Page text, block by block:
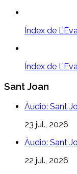
Índex de
Índex de
Sant Joan
Àudio: Sant
23 jul., 2026
Àudio: Sant
22 jul., 2026